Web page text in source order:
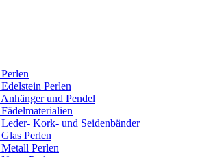
Perlen
und Pendel
Kork- und Seidenbänder
Perlen
Perlen